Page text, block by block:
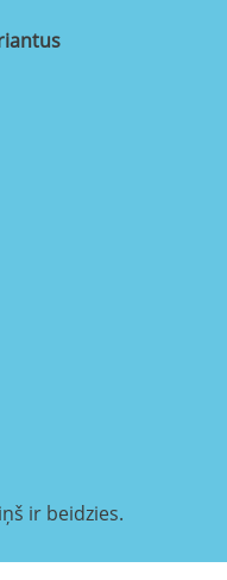
ir beidzies.